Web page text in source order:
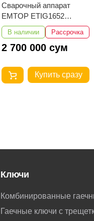
Пневматический ударный
гайковёрт EMTOP
EATL013101
В наличии Рассрочка
2 925 000 сум
Купить сразу
Ключи
Комбинированные
Гаечные ключи с